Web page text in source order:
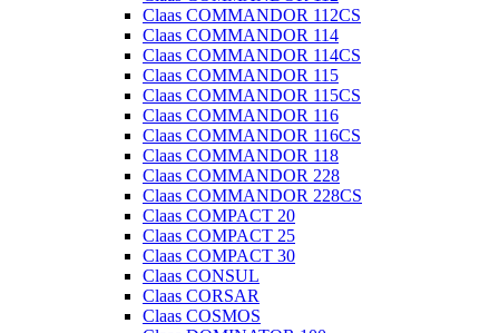
Claas COMMANDOR 112CS
Claas COMMANDOR 114
Claas COMMANDOR 114CS
Claas COMMANDOR 115
Claas COMMANDOR 115CS
Claas COMMANDOR 116
Claas COMMANDOR 116CS
Claas COMMANDOR 118
Claas COMMANDOR 228
Claas COMMANDOR 228CS
Claas COMPACT 20
Claas COMPACT 25
Claas COMPACT 30
Claas CONSUL
Claas CORSAR
Claas COSMOS